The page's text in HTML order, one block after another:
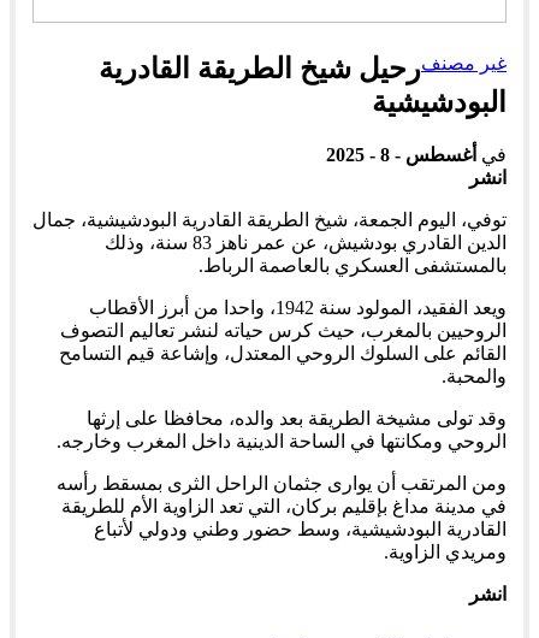
غير مصنفرحيل شيخ الطريقة القادرية
البودشيشية
في أغسطس - 8 - 2025
انشر
توفي، اليوم الجمعة، شيخ الطريقة القادرية البودشيشية، جمال
الدين القادري بودشيش، عن عمر ناهز 83 سنة، وذلك
بالمستشفى العسكري بالعاصمة الرباط.
ويعد الفقيد، المولود سنة 1942، واحدا من أبرز الأقطاب
الروحيين بالمغرب، حيث كرس حياته لنشر تعاليم التصوف
القائم على السلوك الروحي المعتدل، وإشاعة قيم التسامح
والمحبة.
وقد تولى مشيخة الطريقة بعد والده، محافظا على إرثها
الروحي ومكانتها في الساحة الدينية داخل المغرب وخارجه.
ومن المرتقب أن يوارى جثمان الراحل الثرى بمسقط رأسه
في مدينة مداغ بإقليم بركان، التي تعد الزاوية الأم للطريقة
القادرية البودشيشية، وسط حضور وطني ودولي لأتباع
ومريدي الزاوية.
انشر